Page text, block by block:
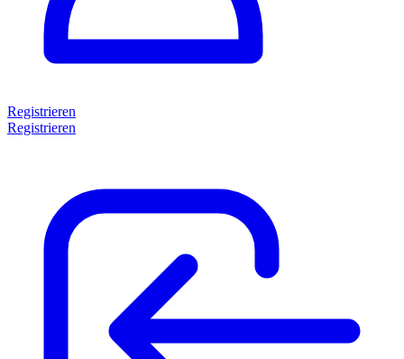
Registrieren
Registrieren